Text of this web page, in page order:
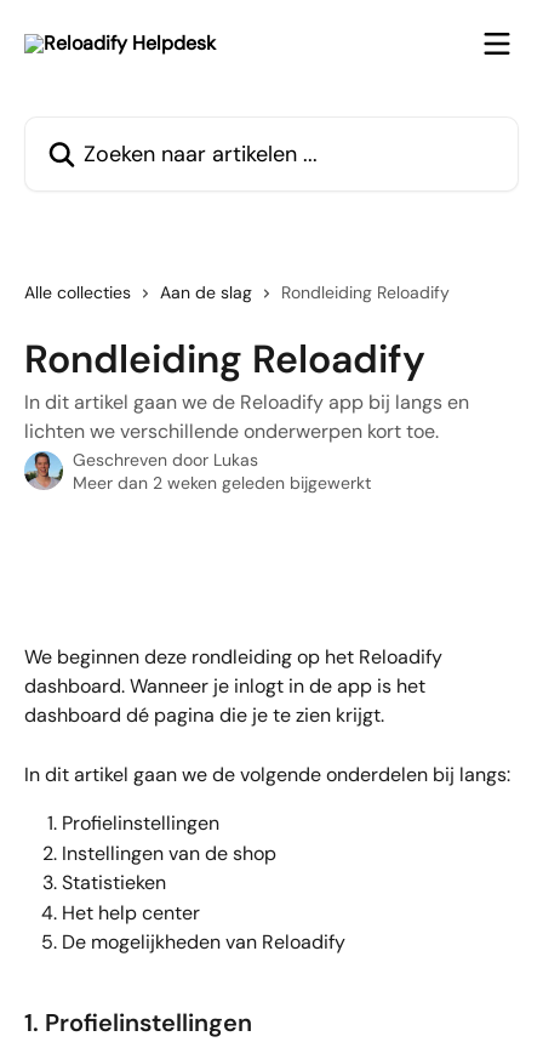
Alle collecties Aan de slag Rondleiding Reloadify
Rondleiding Reloadify
In dit artikel gaan we de Reloadify app bij langs en
lichten we verschillende onderwerpen kort toe.
Geschreven door Lukas
Meer dan 2 weken geleden bijgewerkt
We beginnen deze rondleiding op het Reloadify
dashboard. Wanneer je inlogt in de app is het
dashboard dé pagina die je te zien krijgt.
In dit artikel gaan we de volgende onderdelen bij langs:
Profielinstellingen
Instellingen van de shop
Statistieken
Het help center
De mogelijkheden van Reloadify
1. Profielinstellingen